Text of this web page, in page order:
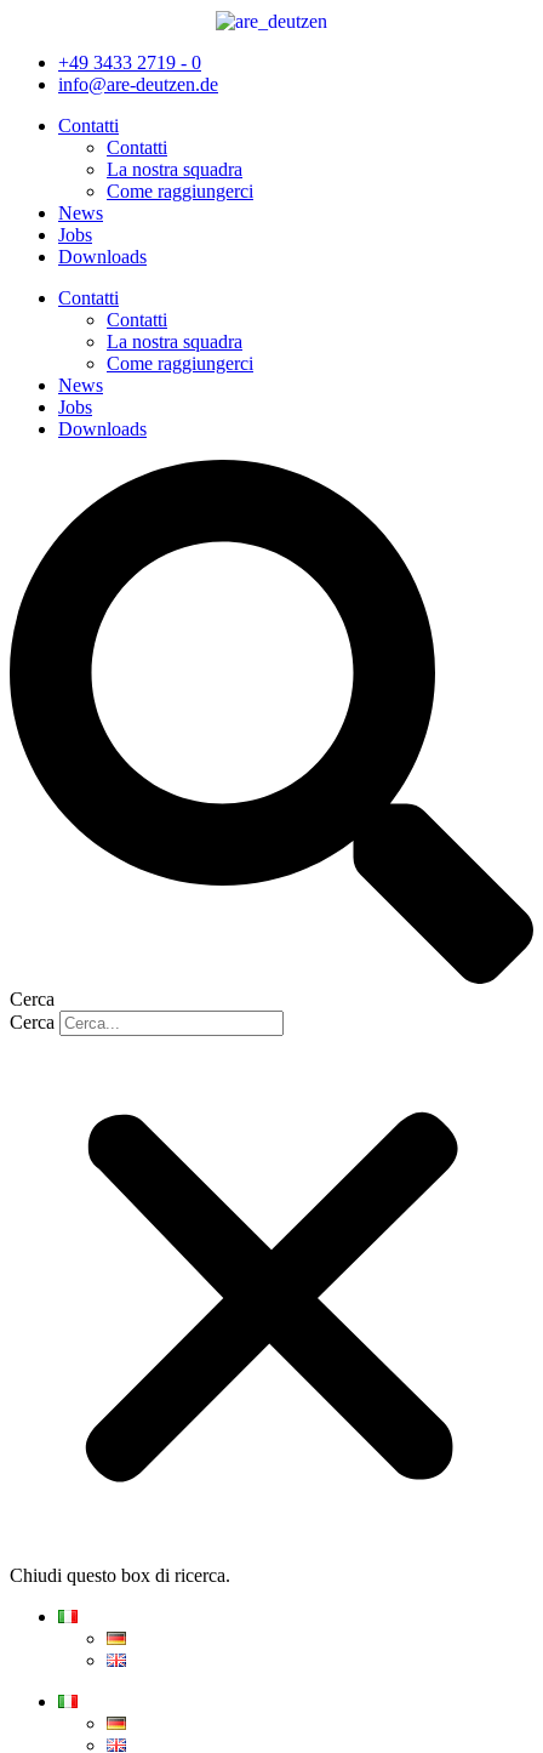
+49 3433 2719 - 0
info@are-deutzen.de
Contatti
Contatti
La nostra squadra
Come raggiungerci
News
Jobs
Downloads
Contatti
Contatti
La nostra squadra
Come raggiungerci
News
Jobs
Downloads
Cerca
Cerca
Chiudi questo box di ricerca.